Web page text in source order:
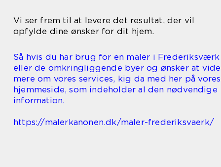
Vi ser frem til at levere det resultat, der vil
opfylde dine ønsker for dit hjem.
Så hvis du har brug for en maler i Frederiksværk
eller de omkringliggende byer og ønsker at vide
mere om vores services, kig da med her på vores
hjemmeside, som indeholder al den nødvendige
information.
https://malerkanonen.dk/maler-frederiksvaerk/